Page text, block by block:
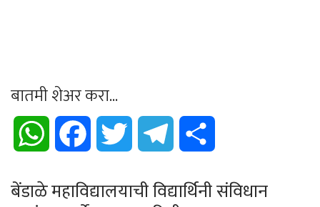
बातमी शेअर करा...
WhatsApp Facebook Twitter Telegram
बेंडाळे महाविद्यालयाची विद्यार्थिनी संविधान